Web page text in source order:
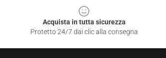
Acquista in tutta sicurezza
Protetto 24/7 dai clic alla consegna